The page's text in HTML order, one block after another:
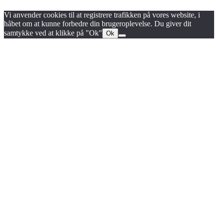
Vi anvender cookies til at registrere trafikken på vores website, i
håbet om at kunne forbedre din brugeroplevelse. Du giver dit
samtykke ved at klikke på "Ok" Ok